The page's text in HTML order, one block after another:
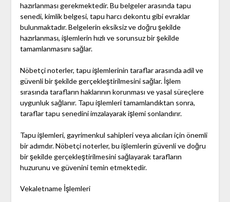
hazırlanması gerekmektedir. Bu belgeler arasında tapu
senedi, kimlik belgesi, tapu harcı dekontu gibi evraklar
bulunmaktadır. Belgelerin eksiksiz ve doğru şekilde
hazırlanması, işlemlerin hızlı ve sorunsuz bir şekilde
tamamlanmasını sağlar.
Nöbetçi noterler, tapu işlemlerinin taraflar arasında adil ve
güvenli bir şekilde gerçekleştirilmesini sağlar. İşlem
sırasında tarafların haklarının korunması ve yasal süreçlere
uygunluk sağlanır. Tapu işlemleri tamamlandıktan sonra,
taraflar tapu senedini imzalayarak işlemi sonlandırır.
Tapu işlemleri, gayrimenkul sahipleri veya alıcıları için önemli
bir adımdır. Nöbetçi noterler, bu işlemlerin güvenli ve doğru
bir şekilde gerçekleştirilmesini sağlayarak tarafların
huzurunu ve güvenini temin etmektedir.
Vekaletname İşlemleri